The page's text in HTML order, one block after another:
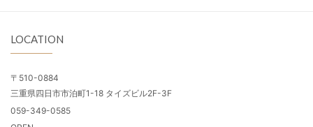
LOCATION
〒510-0884
三重県四日市市泊町1-18 タイズビル2F-3F
059-349-0585